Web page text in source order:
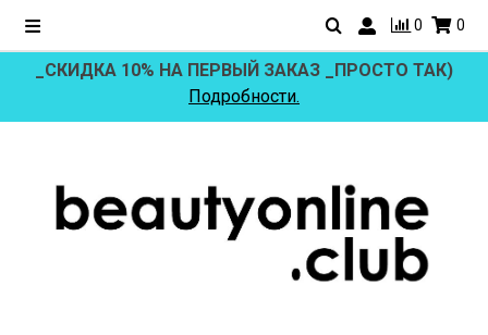
0 0
_СКИДКА 10% НА ПЕРВЫЙ ЗАКАЗ _ПРОСТО ТАК)
Подробности.